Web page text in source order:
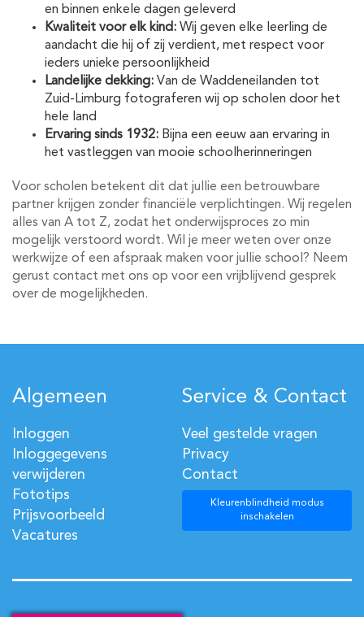
en binnen enkele dagen geleverd
Kwaliteit voor elk kind: Wij geven elke leerling de
aandacht die hij of zij verdient, met respect voor
ieders unieke persoonlijkheid
Landelijke dekking: Van de Waddeneilanden tot
Zuid-Limburg fotograferen wij op scholen door het
hele land
Ervaring sinds 1932: Bijna een eeuw aan ervaring in
het vastleggen van mooie schoolherinneringen
Voor scholen betekent dit dat jullie een betrouwbare
partner krijgen zonder financiële verplichtingen. Wij regelen
alles van A tot Z, zodat het onderwijsproces zo min
mogelijk verstoord wordt. Wil je meer weten over onze
werkwijze of een afspraak maken voor jullie school? Neem
gerust contact met ons op voor een vrijblijvend gesprek
over de mogelijkheden.
Algemeen
Inloggen
Inloggegevens
verwijderen
Fototips
Prijsvoorbeeld
Vacatures
Service & Contact
Veel gestelde vragen
Privacy
Contact
Kleurenblindheid modus
inschakelen